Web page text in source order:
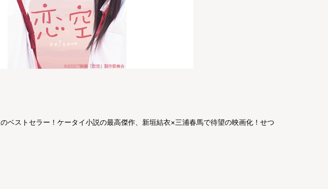
ベストセラー！ケータイ小説の最高傑作、新垣結衣×三浦春馬で待望の映画化！せつ